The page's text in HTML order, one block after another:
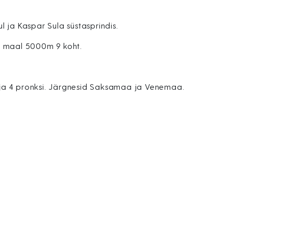
Kaspar Sula süstasprindis.
5000m 9 koht.
4 pronksi. Järgnesid Saksamaa ja Venemaa.